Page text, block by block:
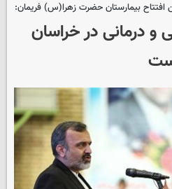
افتتاح بیمارستان حضرت زهرا(س) فریمان:
و درمانی در خراسان